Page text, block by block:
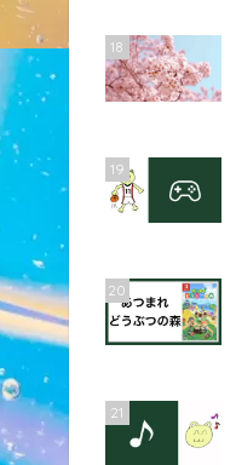
18
19
20
21